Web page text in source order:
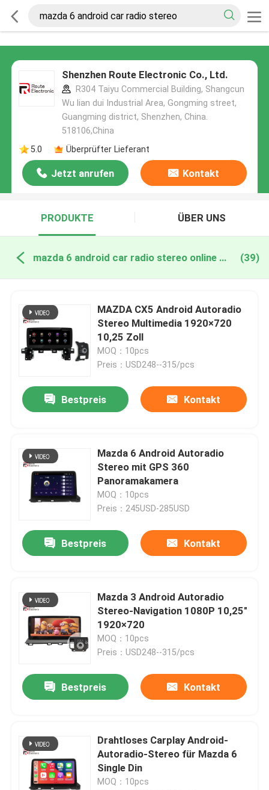
Shenzhen Route Electronic Co., Ltd.
R304 Taiyu Commercial Building, Shangcun
Wu lian dui Industrial Area, Gongming street,
Guangming district, Shenzhen, China.
518106,China
5.0
Überprüfter Lieferant
Jetzt anrufen Kontakt
PRODUKTE ÜBER UNS
mazda 6 android car radio stereo online manufacture (39)
MAZDA CX5 Android Autoradio
Stereo Multimedia 1920×720
10,25 Zoll
MOQ：10pcs
Preis：USD248--315/pcs
Bestpreis Kontakt
Mazda 6 Android Autoradio
Stereo mit GPS 360
Panoramakamera
MOQ：10pcs
Preis：245USD-285USD
Bestpreis Kontakt
Mazda 3 Android Autoradio
Stereo-Navigation 1080P 10,25"
1920×720
MOQ：10pcs
Preis：USD248--315/pcs
Bestpreis Kontakt
Drahtloses Carplay Android-
Autoradio-Stereo für Mazda 6
Single Din
MOQ：10pcs